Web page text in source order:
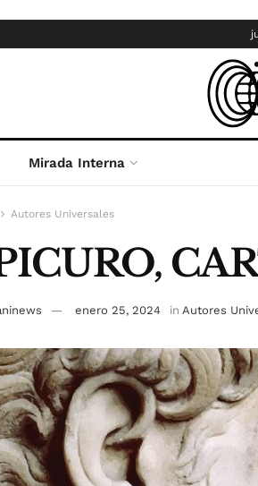
Mirada Interna
Autores Universales
enero 25, 2024 in Autores